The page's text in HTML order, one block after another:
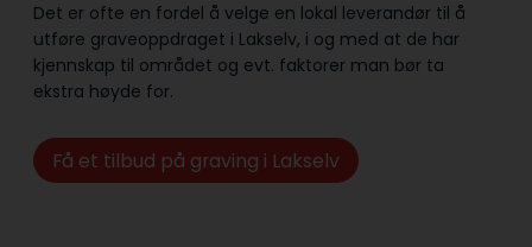
Det er ofte en fordel å velge en lokal leverandør til å
utføre graveoppdraget i Lakselv, i og med at de har
kjennskap til området og evt. faktorer man bør ta
ekstra høyde for.
Få et tilbud på graving i Lakselv